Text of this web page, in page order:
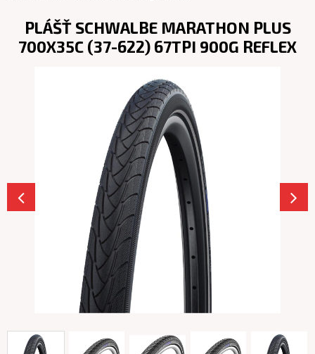
PLÁŠŤ SCHWALBE MARATHON PLUS
700X35C (37-622) 67TPI 900G REFLEX